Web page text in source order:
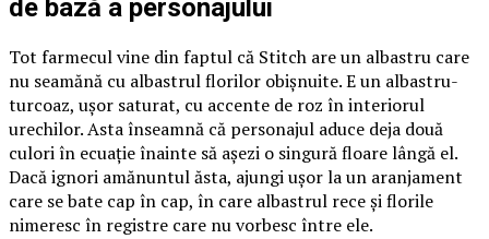
de bază a personajului
Tot farmecul vine din faptul că Stitch are un albastru care
nu seamănă cu albastrul florilor obișnuite. E un albastru-
turcoaz, ușor saturat, cu accente de roz în interiorul
urechilor. Asta înseamnă că personajul aduce deja două
culori în ecuație înainte să așezi o singură floare lângă el.
Dacă ignori amănuntul ăsta, ajungi ușor la un aranjament
care se bate cap în cap, în care albastrul rece și florile
nimeresc în registre care nu vorbesc între ele.